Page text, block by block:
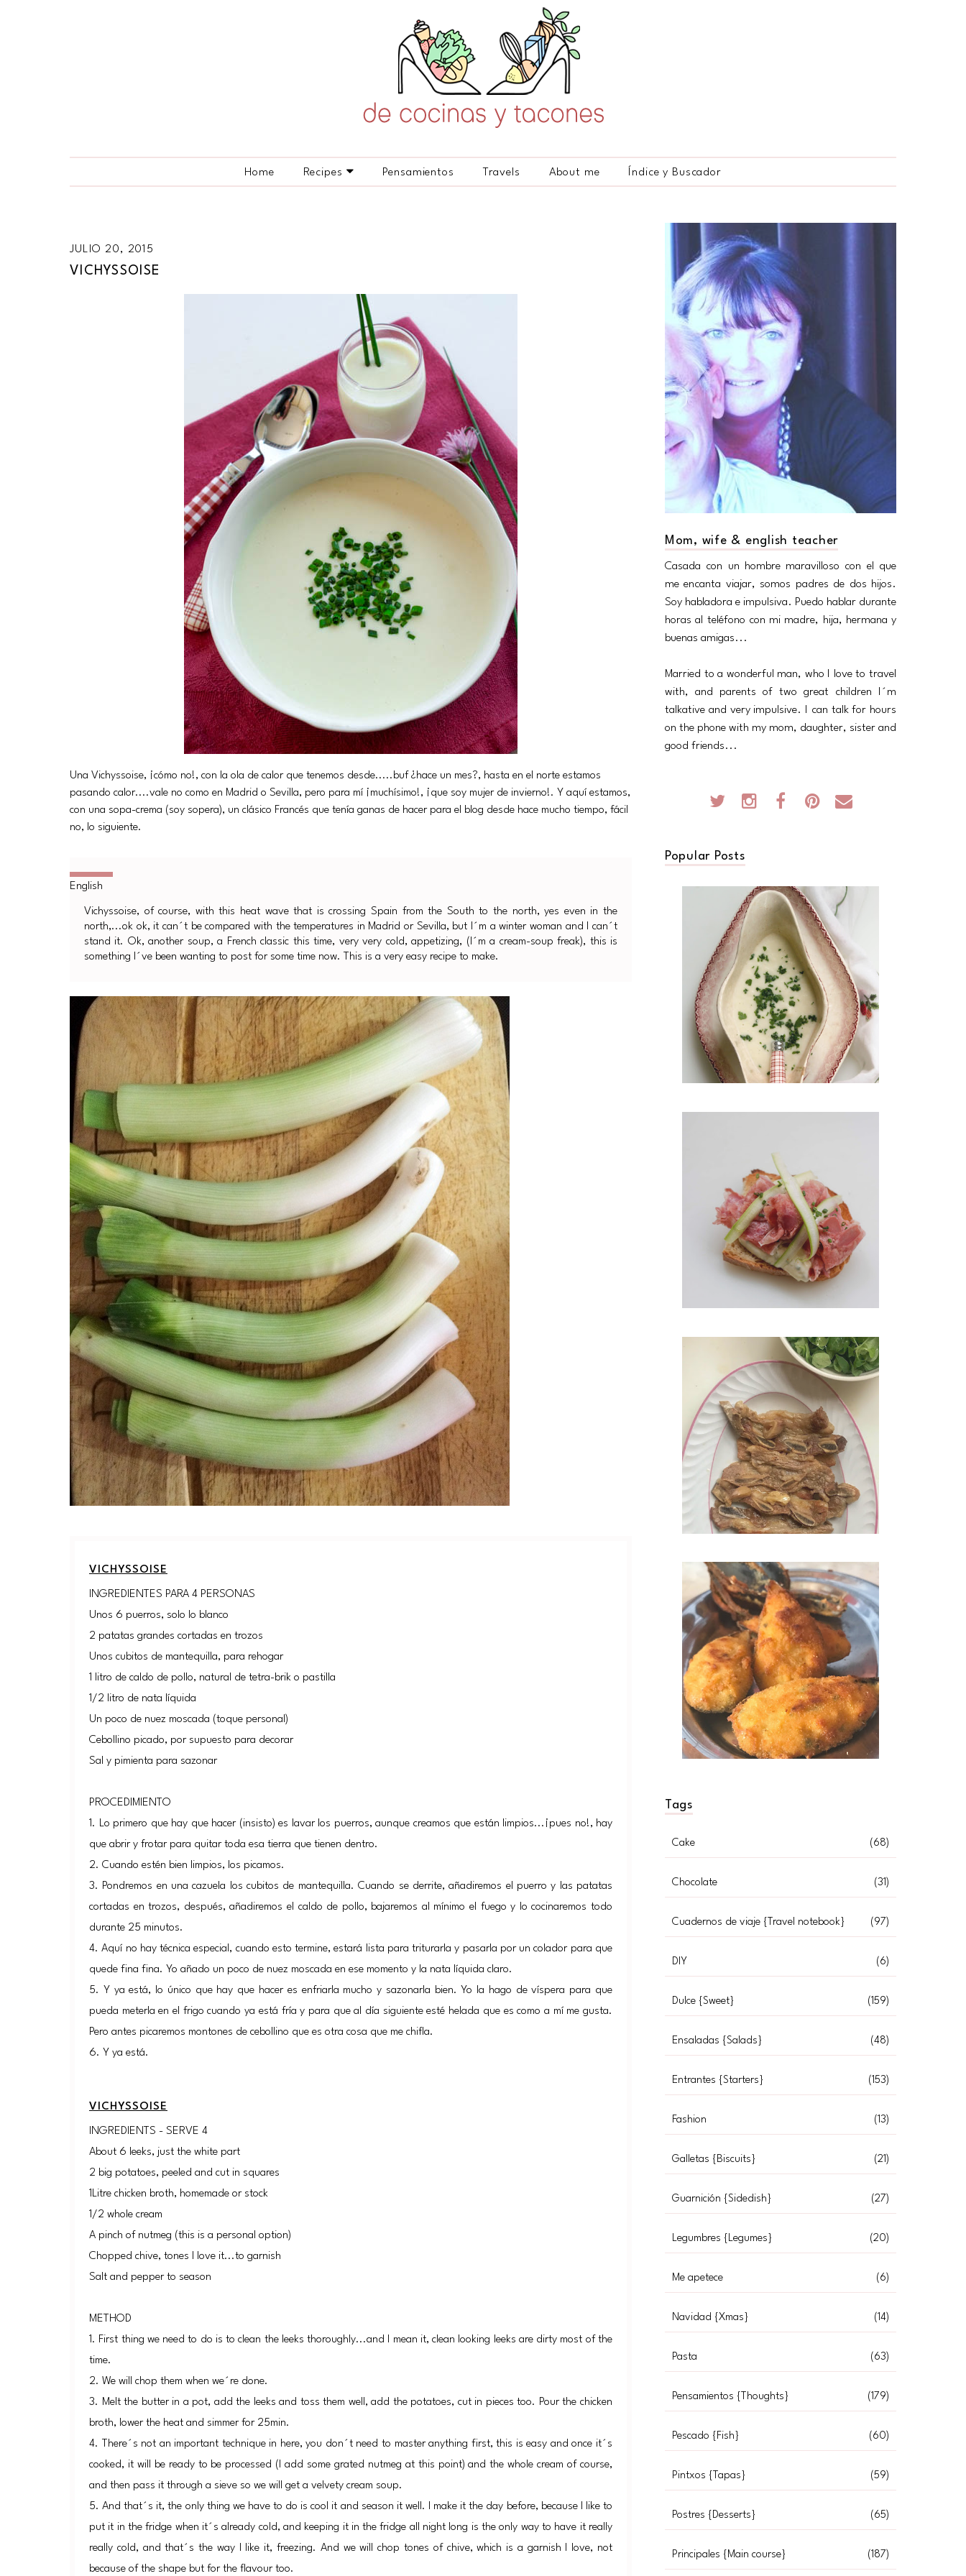
Home Recipes Pensamientos Travels About me Índice y Buscador
JULIO 20, 2015
VICHYSSOISE
Una Vichyssoise, ¡cómo no!, con la ola de calor que tenemos desde.....buf ¿hace un mes?, hasta en el norte estamos
pasando calor....vale no como en Madrid o Sevilla, pero para mí ¡muchísimo!, ¡que soy mujer de invierno!. Y aquí estamos,
con una sopa-crema (soy sopera), un clásico Francés que tenía ganas de hacer para el blog desde hace mucho tiempo, fácil
no, lo siguiente.
Vichyssoise, of course, with this heat wave that is crossing Spain from the South to the north, yes even in the
north,...ok ok, it can´t be compared with the temperatures in Madrid or Sevilla, but I´m a winter woman and I can´t
stand it. Ok, another soup, a French classic this time, very very cold, appetizing, (I´m a cream-soup freak), this is
something I´ve been wanting to post for some time now. This is a very easy recipe to make.
VICHYSSOISE
INGREDIENTES PARA 4 PERSONAS
Unos 6 puerros, solo lo blanco
2 patatas grandes cortadas en trozos
Unos cubitos de mantequilla, para rehogar
1 litro de caldo de pollo, natural de tetra-brik o pastilla
1/2 litro de nata líquida
Un poco de nuez moscada (toque personal)
Cebollino picado, por supuesto para decorar
Sal y pimienta para sazonar
PROCEDIMIENTO
1. Lo primero que hay que hacer (insisto) es lavar los puerros, aunque creamos que están limpios...¡pues no!, hay
que abrir y frotar para quitar toda esa tierra que tienen dentro.
2. Cuando estén bien limpios, los picamos.
3. Pondremos en una cazuela los cubitos de mantequilla. Cuando se derrite, añadiremos el puerro y las patatas
cortadas en trozos, después, añadiremos el caldo de pollo, bajaremos al mínimo el fuego y lo cocinaremos todo
durante 25 minutos.
4. Aquí no hay técnica especial, cuando esto termine, estará lista para triturarla y pasarla por un colador para que
quede fina fina. Yo añado un poco de nuez moscada en ese momento y la nata líquida claro.
5. Y ya está, lo único que hay que hacer es enfriarla mucho y sazonarla bien. Yo la hago de víspera para que
pueda meterla en el frigo cuando ya está fría y para que al día siguiente esté helada que es como a mí me gusta.
Pero antes picaremos montones de cebollino que es otra cosa que me chifla.
6. Y ya está.
VICHYSSOISE
INGREDIENTS - SERVE 4
About 6 leeks, just the white part
2 big potatoes, peeled and cut in squares
1Litre chicken broth, homemade or stock
1/2 whole cream
A pinch of nutmeg (this is a personal option)
Chopped chive, tones I love it...to garnish
Salt and pepper to season
METHOD
1. First thing we need to do is to clean the leeks thoroughly...and I mean it, clean looking leeks are dirty most of the
time.
2. We will chop them when we´re done.
3. Melt the butter in a pot, add the leeks and toss them well, add the potatoes, cut in pieces too. Pour the chicken
broth, lower the heat and simmer for 25min.
4. There´s not an important technique in here, you don´t need to master anything first, this is easy and once it´s
cooked, it will be ready to be processed (I add some grated nutmeg at this point) and the whole cream of course,
and then pass it through a sieve so we will get a velvety cream soup.
5. And that´s it, the only thing we have to do is cool it and season it well. I make it the day before, because I like to
put it in the fridge when it´s already cold, and keeping it in the fridge all night long is the only way to have it really
really cold, and that´s the way I like it, freezing. And we will chop tones of chive, which is a garnish I love, not
because of the shape but for the flavour too.
Mom, wife & english teacher
Casada con un hombre maravilloso con el que
me encanta viajar, somos padres de dos hijos.
Soy habladora e impulsiva. Puedo hablar durante
horas al teléfono con mi madre, hija, hermana y
buenas amigas...
Married to a wonderful man, who I love to travel
with, and parents of two great children I´m
talkative and very impulsive. I can talk for hours
on the phone with my mom, daughter, sister and
good friends...
Popular Posts
Tags
Cake (68)
Chocolate (31)
Cuadernos de viaje {Travel notebook} (97)
DIY (6)
Dulce {Sweet} (159)
Ensaladas {Salads} (48)
Entrantes {Starters} (153)
Fashion (13)
Galletas {Biscuits} (21)
Guarnición {Sidedish} (27)
Legumbres {Legumes} (20)
Me apetece (6)
Navidad {Xmas} (14)
Pasta (63)
Pensamientos {Thoughts} (179)
Pescado {Fish} (60)
Pintxos {Tapas} (59)
Postres {Desserts} (65)
Principales {Main course} (187)